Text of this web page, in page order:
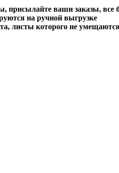
присылайте ваши заказы, все
на ручной выгрузке
листы которого не